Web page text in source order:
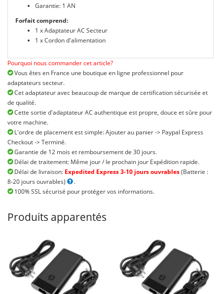
Garantie: 1 AN
Forfait comprend:
1 x Adaptateur AC Secteur
1 x Cordon d'alimentation
Pourquoi nous commander cet article?
Vous êtes en France une boutique en ligne professionnel pour
adaptateurs secteur.
Cet adaptateur avec beaucoup de marque de certification sécurisée et
de qualité.
Cette sortie d'adaptateur AC authentique est propre, douce et sûre pour
votre machine.
L'ordre de placement est simple: Ajouter au panier -> Paypal Express
Checkout -> Terminé.
Garantie de 12 mois et remboursement de 30 jours.
Délai de traitement: Même jour / le prochain jour Expédition rapide.
Délai de livraison: Expedited Express 3-10 jours ouvrables(Batterie :
8-20 jours ouvrables)
.
100% SSL sécurisé pour protéger vos informations.
Produits apparentés